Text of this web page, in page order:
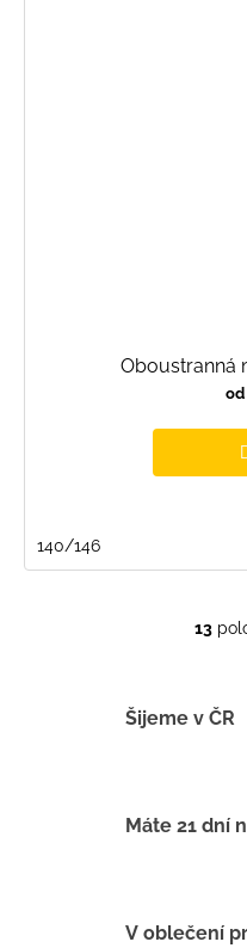
Oboustranná
od
140/146
13
Šijeme v ČR
Máte 21 dní
V oblečení